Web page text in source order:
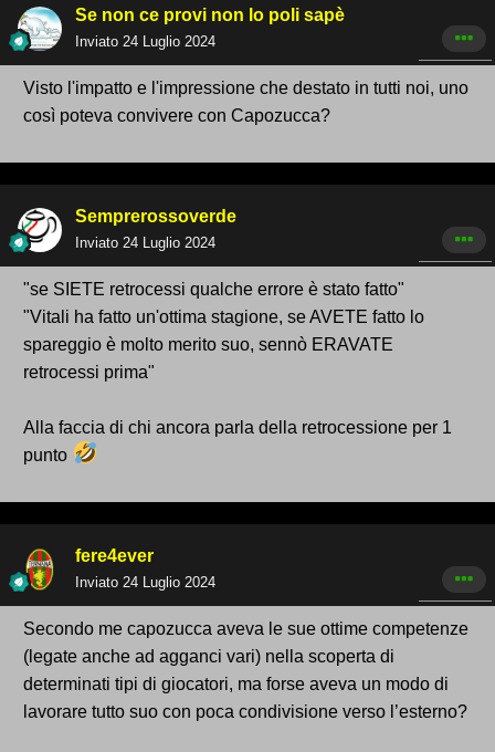
Se non ce provi non lo poli sapè
Inviato 24 Luglio 2024
Visto l'impatto e l'impressione che destato in tutti noi, uno
così poteva convivere con Capozucca?
Semprerossoverde
Inviato 24 Luglio 2024
"se SIETE retrocessi qualche errore è stato fatto"
"Vitali ha fatto un'ottima stagione, se AVETE fatto lo
spareggio è molto merito suo, sennò ERAVATE
retrocessi prima"
Alla faccia di chi ancora parla della retrocessione per 1
punto
fere4ever
Inviato 24 Luglio 2024
Secondo me capozucca aveva le sue ottime competenze
(legate anche ad agganci vari) nella scoperta di
determinati tipi di giocatori, ma forse aveva un modo di
lavorare tutto suo con poca condivisione verso l’esterno?